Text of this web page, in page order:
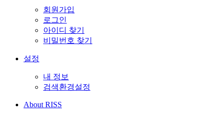
회원가입
로그인
아이디 찾기
비밀번호 찾기
설정
내 정보
검색환경설정
About RISS